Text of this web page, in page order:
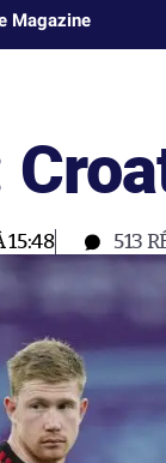
Magazine
15:48 513